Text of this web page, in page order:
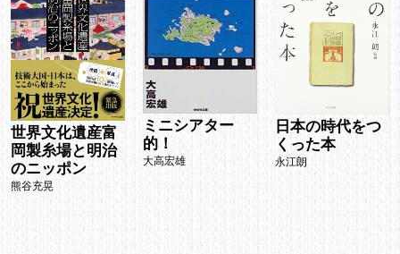
世界文化遺産富
岡製糸場と明治
のニッポン
熊谷充晃
ミニシアター
的！
大高宏雄
日本の時代をつ
くった本
永江朗